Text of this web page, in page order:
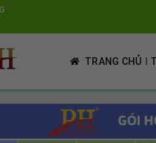
TRANG CHỦ I
[Phú Yên] 45795
17/05/2026
- Sandy45795
Lịch thi sxct sao chưa có nhỉ mn?